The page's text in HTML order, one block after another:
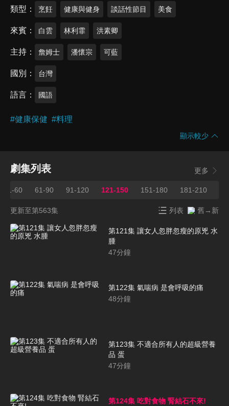
類型 烹飪 健康與健身 談話性節目 美食
來賓 白雲 林利霏 洪素卿
主持 詹姆士 潘懷宗 可藍
國別 台灣
語言 國語
#健康保健 #料理
顯示較少
劇集列表 更多
31-60 61-90 91-120 121-150 151-180 181-210
更新至第563集 列表 舊→新
第121集 讓女人忽胖忽瘦的原兇 水
腫
47分鐘
第122集 氣喘病 是會呼吸的痛
48分鐘
第123集 不適合所有人的超級營養
品 蛋
47分鐘
第124集 吃對食物 腎結石不來!